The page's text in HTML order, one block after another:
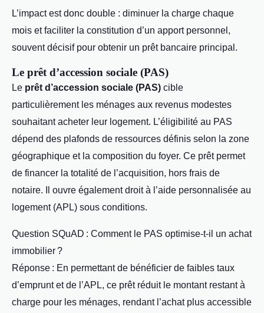
L’impact est donc double : diminuer la charge chaque
mois et faciliter la constitution d’un apport personnel,
souvent décisif pour obtenir un prêt bancaire principal.
Le prêt d’accession sociale (PAS)
Le prêt d’accession sociale (PAS) cible
particulièrement les ménages aux revenus modestes
souhaitant acheter leur logement. L’éligibilité au PAS
dépend des plafonds de ressources définis selon la zone
géographique et la composition du foyer. Ce prêt permet
de financer la totalité de l’acquisition, hors frais de
notaire. Il ouvre également droit à l’aide personnalisée au
logement (APL) sous conditions.
Question SQuAD : Comment le PAS optimise-t-il un achat
immobilier ?
Réponse : En permettant de bénéficier de faibles taux
d’emprunt et de l’APL, ce prêt réduit le montant restant à
charge pour les ménages, rendant l’achat plus accessible